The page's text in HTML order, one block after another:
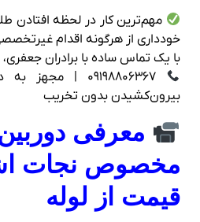
مهم‌ترین کار در لحظه‌ افتادن
خودداری از هرگونه اقدام
با یک تماس ساده با برادران
۰۹۱۹۸۸۰۶۳۶۷ |
بیرون‌کشیدن بدون تخریب
معرفی
مخصوص نجات
قیمت از لوله